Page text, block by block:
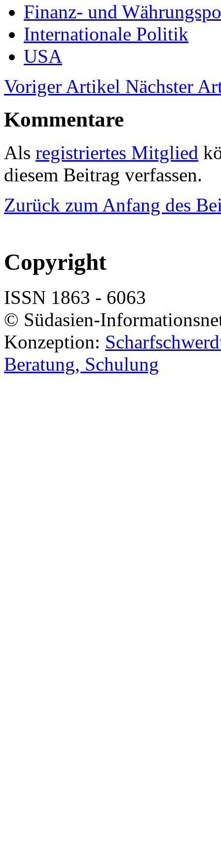
Finanz- und
Internationale Politik
USA
Voriger Artikel Nächster
Kommentare
Als registriertes Mitglied
diesem Beitrag verfassen.
Zurück zum Anfang des
Copyright
ISSN 1863 - 6063
© Südasien-
Konzeption:
Beratung, Schulung